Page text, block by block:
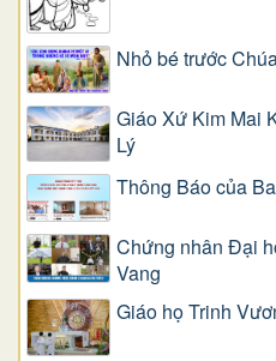
Nhỏ bé trước
Giáo Xứ Kim Mai
Lý
Thông Báo của
Chứng nhân Đại
Vang
Giáo họ Trinh